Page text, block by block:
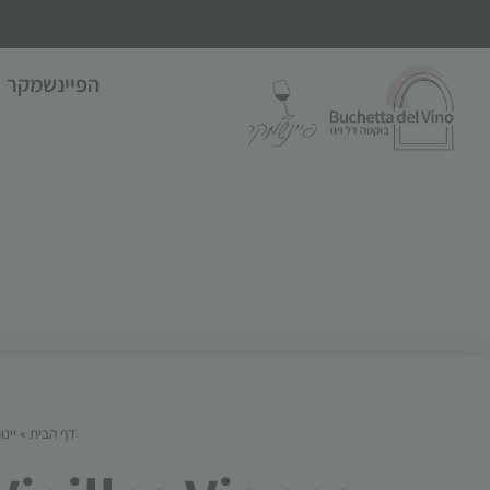
הפיינשמקר
דף הבית »